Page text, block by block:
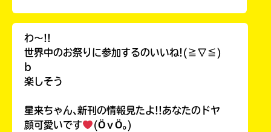
わ〜!!
世界中のお祭りに参加するのいいね!(≧∇≦)
b
楽しそう
星来ちゃん､新刊の情報見たよ!!あなたのドヤ
顔可愛いです
(ӦｖӦ｡)